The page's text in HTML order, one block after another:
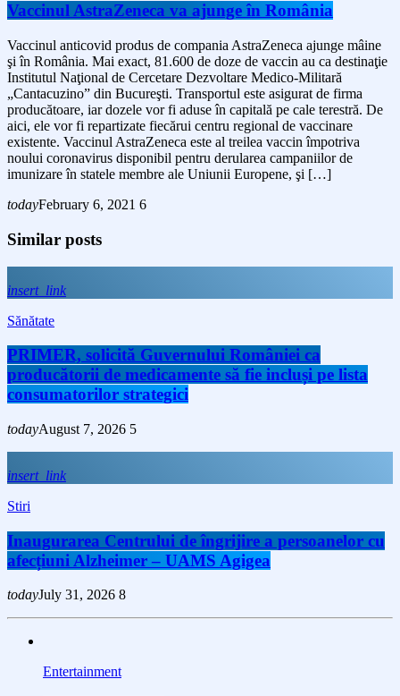
Vaccinul AstraZeneca va ajunge în România
Vaccinul anticovid produs de compania AstraZeneca ajunge mâine
şi în România. Mai exact, 81.600 de doze de vaccin au ca destinaţie
Institutul Naţional de Cercetare Dezvoltare Medico-Militară
„Cantacuzino” din Bucureşti. Transportul este asigurat de firma
producătoare, iar dozele vor fi aduse în capitală pe cale terestră. De
aici, ele vor fi repartizate fiecărui centru regional de vaccinare
existente. Vaccinul AstraZeneca este al treilea vaccin împotriva
noului coronavirus disponibil pentru derularea campaniilor de
imunizare în statele membre ale Uniunii Europene, şi […]
todayFebruary 6, 2021 6
Similar posts
insert_link
Sănătate
PRIMER, solicită Guvernului României ca
producătorii de medicamente să fie incluși pe lista
consumatorilor strategici
todayAugust 7, 2026 5
insert_link
Stiri
Inaugurarea Centrului de îngrijire a persoanelor cu
afecțiuni Alzheimer – UAMS Agigea
todayJuly 31, 2026 8
Entertainment